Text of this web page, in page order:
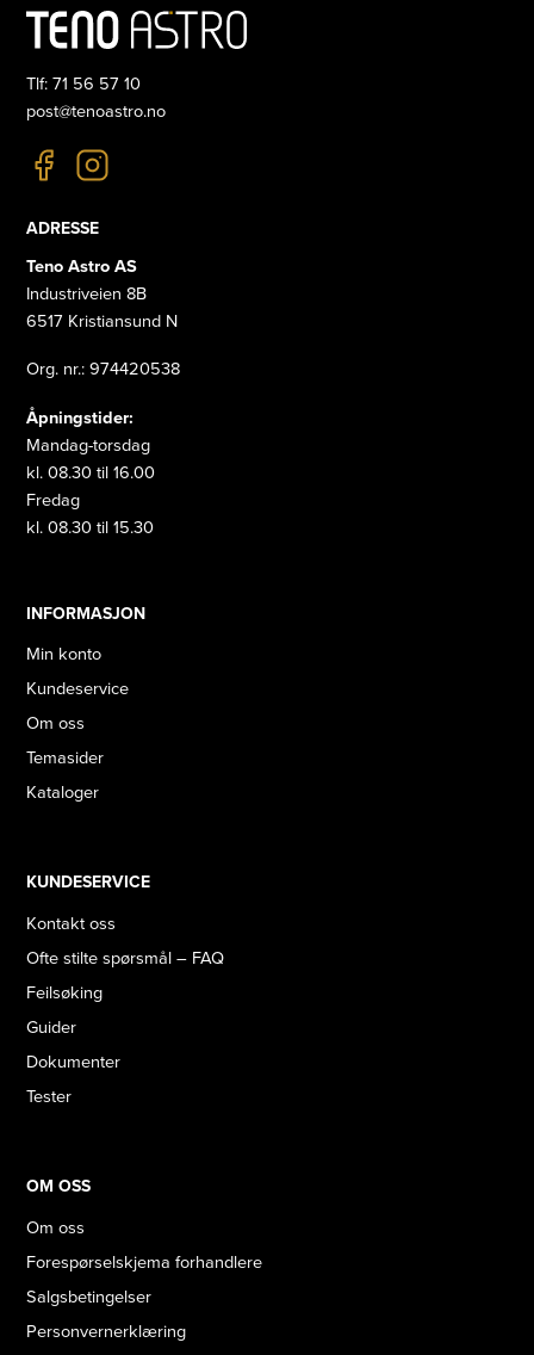
Tlf: 71 56 57 10
post@tenoastro.no
ADRESSE
Teno Astro AS
Industriveien 8B
6517 Kristiansund N
Org. nr.: 974420538
Åpningstider:
Mandag-torsdag
kl. 08.30 til 16.00
Fredag
kl. 08.30 til 15.30
INFORMASJON
Min konto
Kundeservice
Om oss
Temasider
Kataloger
KUNDESERVICE
Kontakt oss
Ofte stilte spørsmål – FAQ
Feilsøking
Guider
Dokumenter
Tester
OM OSS
Om oss
Forespørselskjema forhandlere
Salgsbetingelser
Personvernerklæring